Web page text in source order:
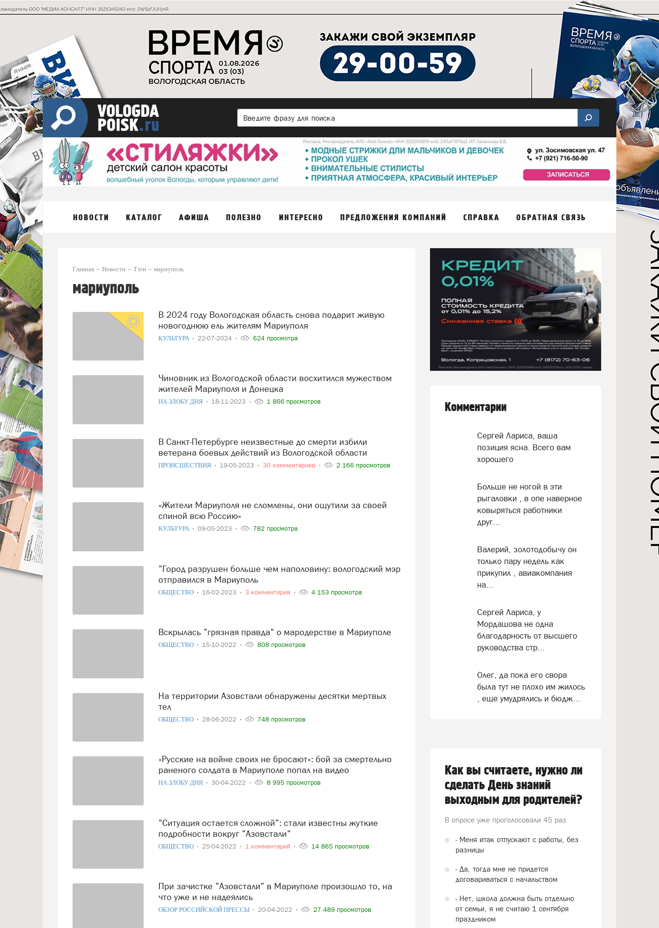
НОВОСТИ КАТАЛОГ АФИША ПОЛЕЗНО ИНТЕРЕСНО ПРЕДЛОЖЕНИЯ КОМПАНИЙ СПРАВКА ОБРАТНАЯ СВЯЗЬ
Главная Новости Тэги мариуполь
мариуполь
В 2024 году Вологодская область снова подарит живую
новогоднюю ель жителям Мариуполя
КУЛЬТУРА 22-07-2024 624 просмотра
Чиновник из Вологодской области восхитился мужеством
жителей Мариуполя и Донецка
НА ЗЛОБУ ДНЯ 18-11-2023 1 866 просмотров
В Санкт-Петербурге неизвестные до смерти избили
ветерана боевых действий из Вологодской области
ПРОИСШЕСТВИЯ 19-05-2023 30 комментариев 2 166 просмотров
«Жители Мариуполя не сломлены, они ощутили за своей
спиной всю Россию»
КУЛЬТУРА 09-05-2023 782 просмотра
"Город разрушен больше чем наполовину: вологодский мэр
отправился в Мариуполь
ОБЩЕСТВО 16-02-2023 3 комментария 4 153 просмотра
Вскрылась "грязная правда" о мародерстве в Мариуполе
ОБЩЕСТВО 15-10-2022 808 просмотров
На территории Азовстали обнаружены десятки мертвых
тел
ОБЩЕСТВО 28-06-2022 748 просмотров
«Русские на войне своих не бросают»: бой за смертельно
раненого солдата в Мариуполе попал на видео
НА ЗЛОБУ ДНЯ 30-04-2022 8 995 просмотров
"Ситуация остается сложной": стали известны жуткие
подробности вокруг "Азовстали"
ОБЩЕСТВО 25-04-2022 1 комментарий 14 865 просмотров
При зачистке "Азовстали" в Мариуполе произошло то, на
что уже и не надеялись
ОБЗОР РОССИЙСКОЙ ПРЕССЫ 20-04-2022 27 489 просмотров
Комментарии
Сергей Лариса, ваша
позиция ясна. Всего вам
хорошего
Больше не ногой в эти
рыгаловки , в опе наверное
ковыряться работники
друг...
Валерий, золотодобычу он
только пару недель как
прикупил , авиакомпания
на...
Сергей Лариса, у
Мордашова не одна
благодарность от высшего
руководства стр...
Олег, да пока его свора
была тут не плохо им жилось
, еще умудрялись и бюдж...
Как вы считаете, нужно ли
сделать День знаний
выходным для родителей?
В опросе уже проголосовали 45 раз
- Меня итак отпускают с работы, без
разницы
- Да, тогда мне не придется
договариваться с начальством
- Нет, школа должна быть отдельно
от семьи, я не считаю 1 сентября
праздником